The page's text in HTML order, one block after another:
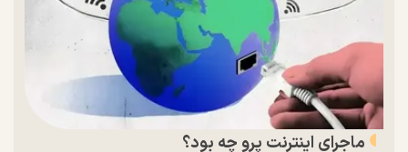
ماجرای اینترنت پرو چه بود؟